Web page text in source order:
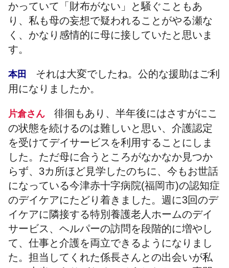
かっていて「財布がない」と騒ぐこともあ
り、私も母の妄想で疑われることがやる瀬な
く、かなり感情的に母に接していたと思いま
す。
本田 それは大変でしたね。公的な援助はご利
用になりましたか。
片倉さん徘徊もあり、半年後にはさすがにこ
の状態を続けるのは難しいと思い、介護認定
を受けてデイサービスを利用することにしま
した。ただ母に合うところがなかなか見つか
らず、3カ所ほど見学したのちに、今もお世話
になっている今津赤十字病院(福岡市)の認知症
のデイケアにたどり着きました。週に3回のデ
イケアに隣接する特別養護老人ホームのデイ
サービス、ヘルパーの訪問を段階的に増やし
て、仕事と介護を両立できるようになりまし
た。担当してくれた係長さんとの出会いが私